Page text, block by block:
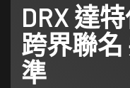
DRX 達
跨界聯
準